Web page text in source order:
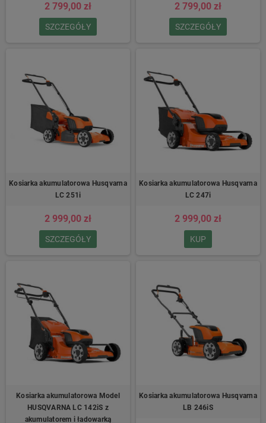
2 799,00 zł
SZCZEGÓŁY
2 799,00 zł
SZCZEGÓŁY
Kosiarka akumulatorowa Husqvarna
LC 251i
2 999,00 zł
SZCZEGÓŁY
Kosiarka akumulatorowa Husqvarna
LC 247i
2 999,00 zł
KUP
Kosiarka akumulatorowa Model
HUSQVARNA LC 142iS z
akumulatorem i ładowarką
Kosiarka akumulatorowa Husqvarna
LB 246iS